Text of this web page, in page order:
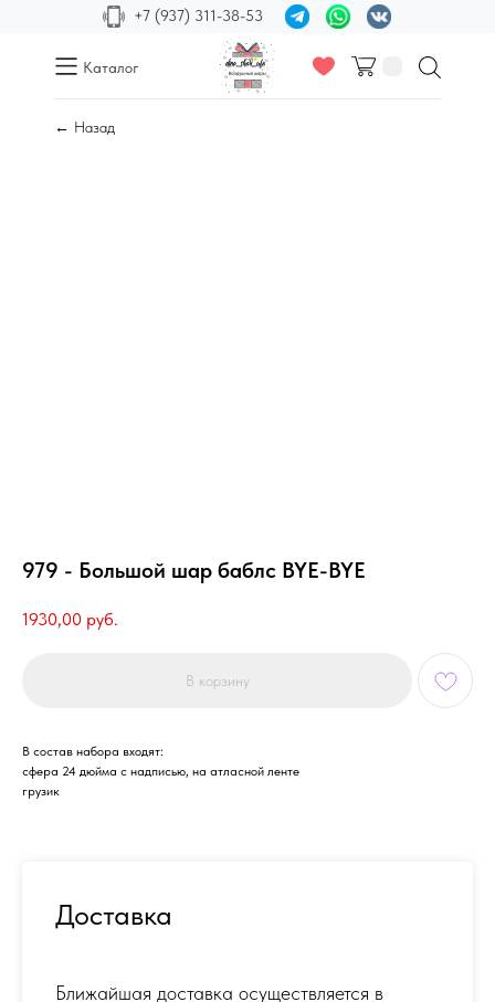
+7 (937) 311-38-53
Каталог
← Назад
979 - Большой шар баблс BYE-BYE
1930,00 руб.
В корзину
В состав набора входят:
сфера 24 дюйма с надписью, на атласной ленте
грузик
Доставка
Ближайшая доставка осуществляется в